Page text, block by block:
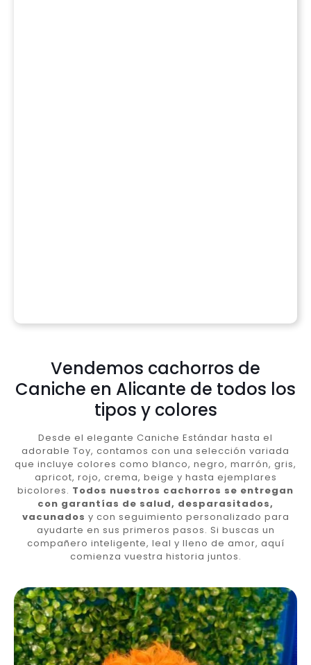
Vendemos cachorros de
Caniche en Alicante de todos los
tipos y colores
Desde el elegante Caniche Estándar hasta el
adorable Toy, contamos con una selección variada
que incluye colores como blanco, negro, marrón, gris,
apricot, rojo, crema, beige y hasta ejemplares
bicolores. Todos nuestros cachorros se entregan
con garantías de salud, desparasitados,
vacunados y con seguimiento personalizado para
ayudarte en sus primeros pasos. Si buscas un
compañero inteligente, leal y lleno de amor, aquí
comienza vuestra historia juntos.